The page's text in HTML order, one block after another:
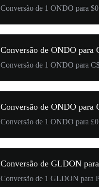
Conversão de 1 ONDO para
Conversão de ONDO para
Conversão de 1 ONDO para
Conversão de ONDO para
Conversão de 1 ONDO para
Conversão de GLDON
Conversão de 1 GLDON para